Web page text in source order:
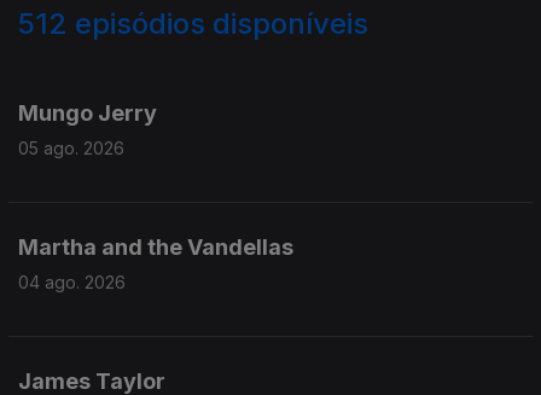
512 episódios disponíveis
Mungo Jerry
05 ago. 2026
Martha and the Vandellas
04 ago. 2026
James Taylor